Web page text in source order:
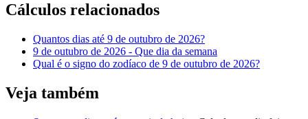
Cálculos relacionados
Quantos dias até 9 de outubro de 2026?
9 de outubro de 2026 - Que dia da semana
Qual é o signo do zodíaco de 9 de outubro de 2026?
Veja também